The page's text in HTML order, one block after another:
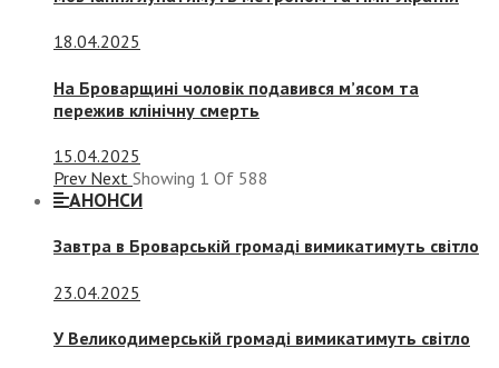
18.04.2025
На Броварщині чоловік подавився м’ясом та
пережив клінічну смерть
15.04.2025
Prev Next Showing 1 Of 588
АНОНСИ
Завтра в Броварській громаді вимикатимуть світло
23.04.2025
У Великодимерській громаді вимикатимуть світло